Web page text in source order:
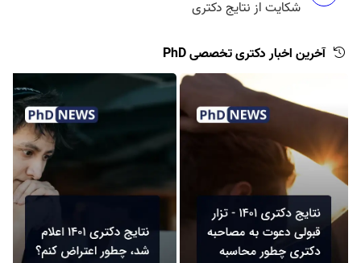
شکایت از نتایج دکتری
آخرین اخبار دکتری تخصصی PhD